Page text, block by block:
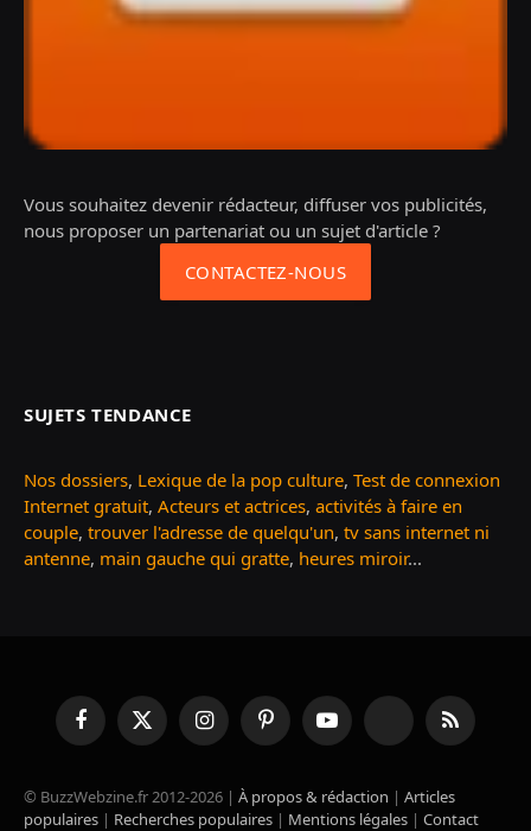
Vous souhaitez devenir rédacteur, diffuser vos publicités,
nous proposer un partenariat ou un sujet d'article ?
CONTACTEZ-NOUS
SUJETS TENDANCE
Nos dossiers, Lexique de la pop culture, Test de connexion
Internet gratuit, Acteurs et actrices, activités à faire en
couple, trouver l'adresse de quelqu'un, tv sans internet ni
antenne, main gauche qui gratte, heures miroir...
FacebookX
(Twitter)
InstagramPinterestYouTube TikTok RSS
© BuzzWebzine.fr 2012-2026 | À propos & rédaction | Articles
populaires | Recherches populaires | Mentions légales | Contact